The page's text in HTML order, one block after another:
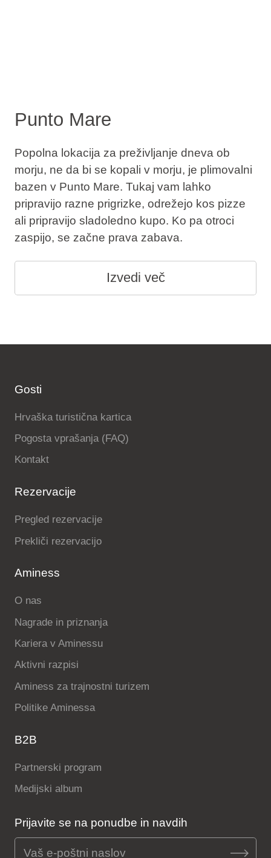
Punto Mare
Popolna lokacija za preživljanje dneva ob
morju, ne da bi se kopali v morju, je plimovalni
bazen v Punto Mare. Tukaj vam lahko
pripravijo razne prigrizke, odrežejo kos pizze
ali pripravijo sladoledno kupo. Ko pa otroci
zaspijo, se začne prava zabava.
Izvedi več
Gosti
Hrvaška turistična kartica
Pogosta vprašanja (FAQ)
Kontakt
Rezervacije
Pregled rezervacije
Prekliči rezervacijo
Aminess
O nas
Nagrade in priznanja
Kariera v Aminessu
Aktivni razpisi
Aminess za trajnostni turizem
Politike Aminessa
B2B
Partnerski program
Medijski album
Prijavite se na ponudbe in navdih